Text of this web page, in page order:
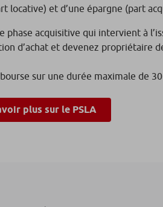
locative) et d’une épargne (part
phase acquisitive qui intervient à
d’achat et devenez propriétaire
sur une durée maximale de 30
plus sur le PSLA